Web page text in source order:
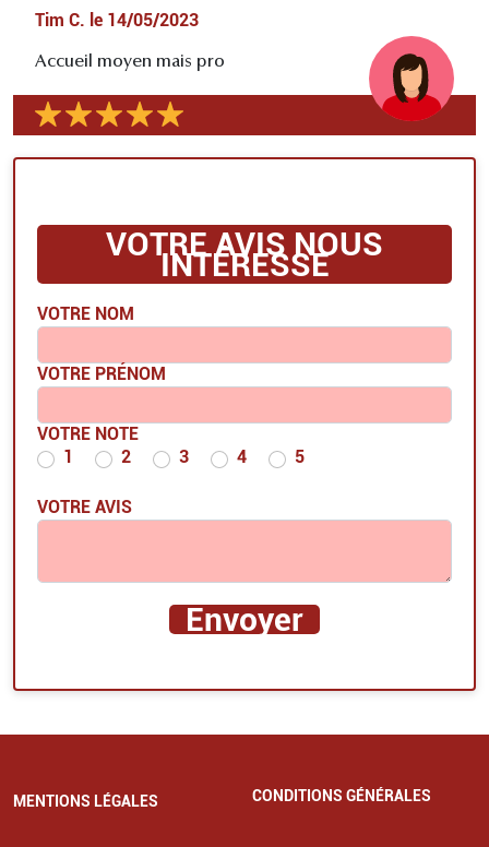
Tim C. le 14/05/2023
Accueil moyen mais pro
VOTRE AVIS NOUS
INTÉRESSE
VOTRE NOM
VOTRE PRÉNOM
VOTRE NOTE
1
2 3 4 5
VOTRE AVIS
MENTIONS LÉGALES CONDITIONS GÉNÉRALES